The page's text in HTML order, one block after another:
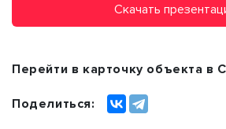
Скачать
Перейти в карточку объекта в
Поделиться: